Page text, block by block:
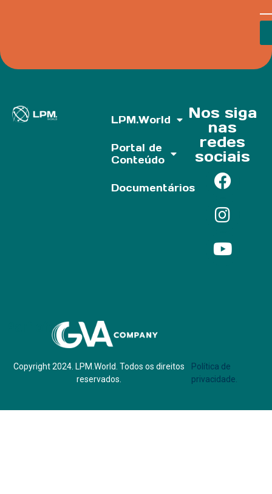
LPM.World
Portal de
Conteúdo
Documentários
Nos siga
nas
redes
sociais
Copyright 2024. LPM.World. Todos os direitos
reservados.
Política de
privacidade.